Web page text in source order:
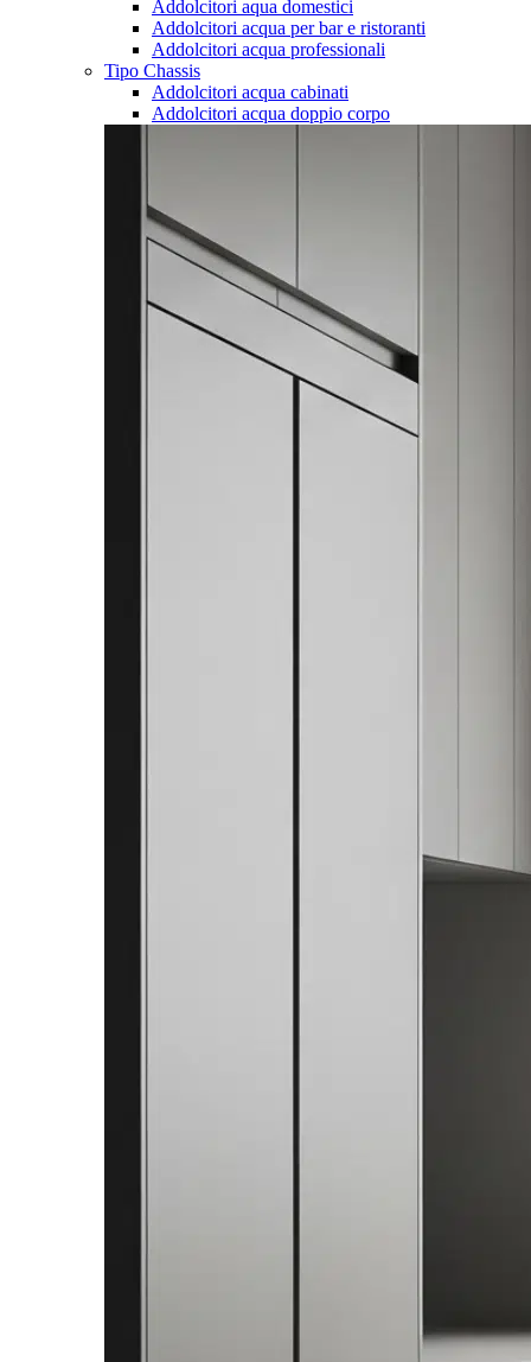
Addolcitori aqua domestici
Addolcitori acqua per bar e ristoranti
Addolcitori acqua professionali
Tipo Chassis
Addolcitori acqua cabinati
Addolcitori acqua doppio corpo